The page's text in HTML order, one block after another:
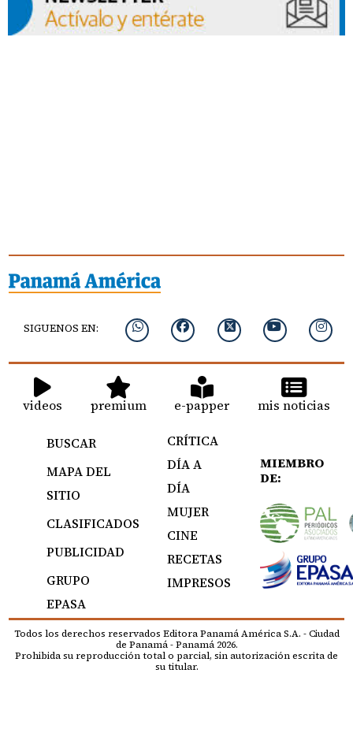
SIGUENOS EN:
videos premium e-papper mis noticias
BUSCAR
MAPA DEL
SITIO
CLASIFICADOS
PUBLICIDAD
GRUPO
EPASA
CRÍTICA
DÍA A
DÍA
MUJER
CINE
RECETAS
IMPRESOS
MIEMBRO
DE:
Todos los derechos reservados Editora Panamá América S.A. - Ciudad
de Panamá - Panamá 2026.
Prohibida su reproducción total o parcial, sin autorización escrita de
su titular.